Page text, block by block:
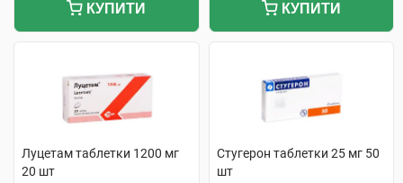
КУПИТИ КУПИТИ
Луцетам таблетки 1200 мг
20 шт
Стугерон таблетки 25 мг 50
шт